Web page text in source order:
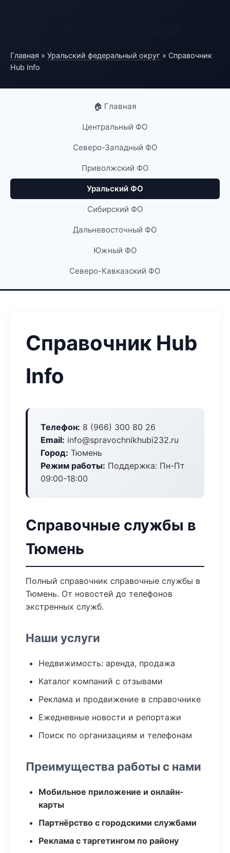
Главная » Уральский федеральный округ » Справочник
Hub Info
🏠 Главная
Центральный ФО
Северо-Западный ФО
Приволжский ФО
Уральский ФО
Сибирский ФО
Дальневосточный ФО
Южный ФО
Северо-Кавказский ФО
Справочник Hub
Info
Телефон: 8 (966) 300 80 26
Email: info@spravochnikhubi232.ru
Город: Тюмень
Режим работы: Поддержка: Пн-Пт
09:00-18:00
Справочные службы в
Тюмень
Полный справочник справочные службы в
Тюмень. От новостей до телефонов
экстренных служб.
Наши услуги
Недвижимость: аренда, продажа
Каталог компаний с отзывами
Реклама и продвижение в справочнике
Ежедневные новости и репортажи
Поиск по организациям и телефонам
Преимущества работы с нами
Мобильное приложение и онлайн-
карты
Партнёрство с городскими службами
Реклама с таргетингом по району